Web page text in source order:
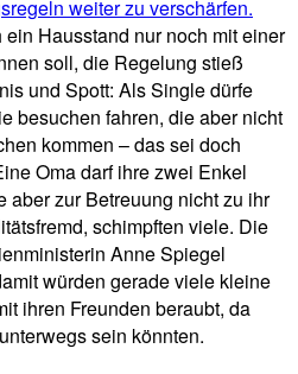
weiter zu verschärfen.
Hausstand nur noch mit einer
soll, die Regelung stieß
und Spott: Als Single dürfe
besuchen fahren, die aber nicht
kommen – das sei doch
Oma darf ihre zwei Enkel
aber zur Betreuung nicht zu ihr
schimpften viele. Die
Anne Spiegel
würden gerade viele kleine
ihren Freunden beraubt, da
sein könnten.